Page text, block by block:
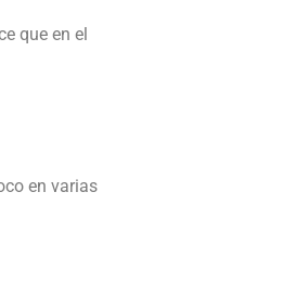
que en el
en varias